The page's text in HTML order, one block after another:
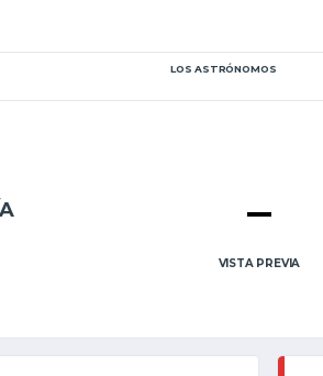
LOS ASTRÓNOMOS
–
VISTA PREVIA